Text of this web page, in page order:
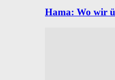
Hama: Wo wir